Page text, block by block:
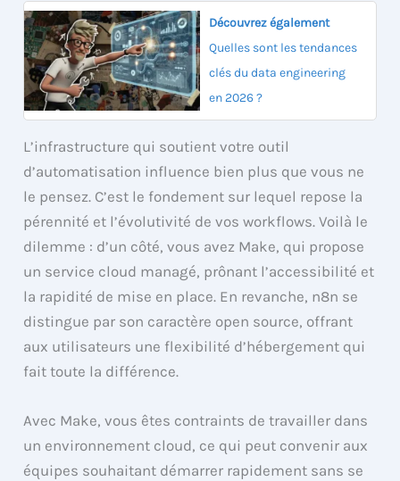
Découvrez également
Quelles sont les tendances
clés du data engineering
en 2026 ?
L’infrastructure qui soutient votre outil
d’automatisation influence bien plus que vous ne
le pensez. C’est le fondement sur lequel repose la
pérennité et l’évolutivité de vos workflows. Voilà le
dilemme : d’un côté, vous avez Make, qui propose
un service cloud managé, prônant l’accessibilité et
la rapidité de mise en place. En revanche, n8n se
distingue par son caractère open source, offrant
aux utilisateurs une flexibilité d’hébergement qui
fait toute la différence.
Avec Make, vous êtes contraints de travailler dans
un environnement cloud, ce qui peut convenir aux
équipes souhaitant démarrer rapidement sans se